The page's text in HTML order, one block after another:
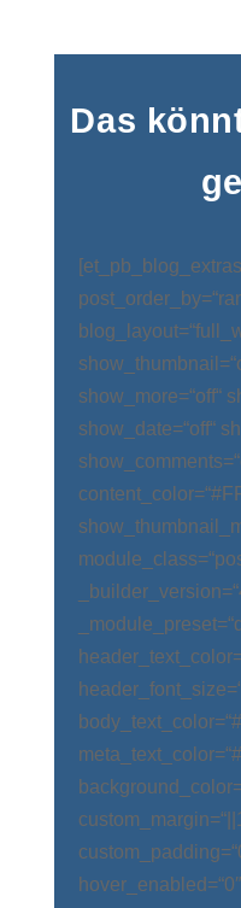
Das
show_more=“off“
show_date=“off“
hover_enabled=“0″